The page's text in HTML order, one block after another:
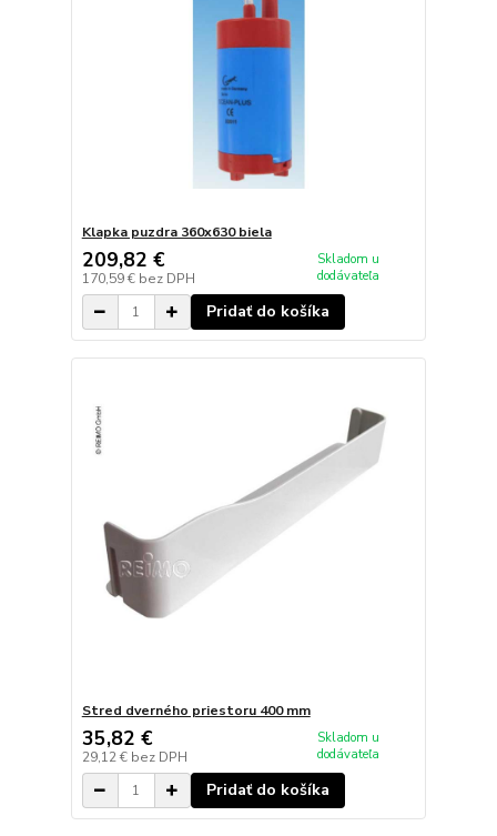
Klapka puzdra 360x630 biela
209,82 €
170,59 € bez DPH
Skladom u
dodávateľa
Pridať do košíka
Stred dverného priestoru 400 mm
35,82 €
29,12 € bez DPH
Skladom u
dodávateľa
Pridať do košíka